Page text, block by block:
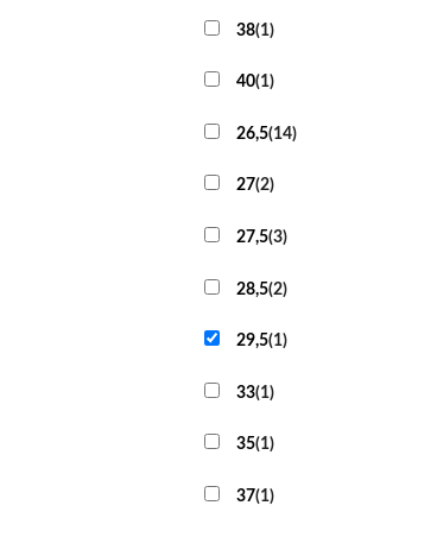
38(1)
40(1)
26,5(14)
27(2)
27,5(3)
28,5(2)
29,5(1)
33(1)
35(1)
37(1)